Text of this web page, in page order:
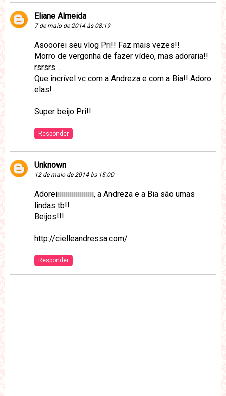
Eliane Almeida
7 de maio de 2014 às 08:19
Asooorei seu vlog Pri!! Faz mais vezes!!
Morro de vergonha de fazer vídeo, mas adoraria!!
rsrsrs...
Que incrível vc com a Andreza e com a Bia!! Adoro
elas!
Super beijo Pri!!
Responder
Unknown
12 de maio de 2014 às 15:00
Adoreiiiiiiiiiiiiiiiiiii, a Andreza e a Bia são umas
lindas tb!!
Beijos!!!
http://cielleandressa.com/
Responder